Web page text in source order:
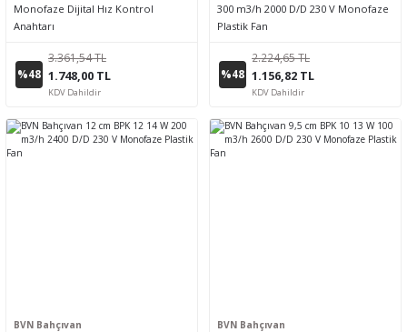
Monofaze Dijital Hız Kontrol
Anahtarı
%48
3.361,54 TL
1.748,00 TL
KDV Dahildir
300 m3/h 2000 D/D 230 V Monofaze
Plastik Fan
%48
2.224,65 TL
1.156,82 TL
KDV Dahildir
BVN Bahçıvan BVN Bahçıvan